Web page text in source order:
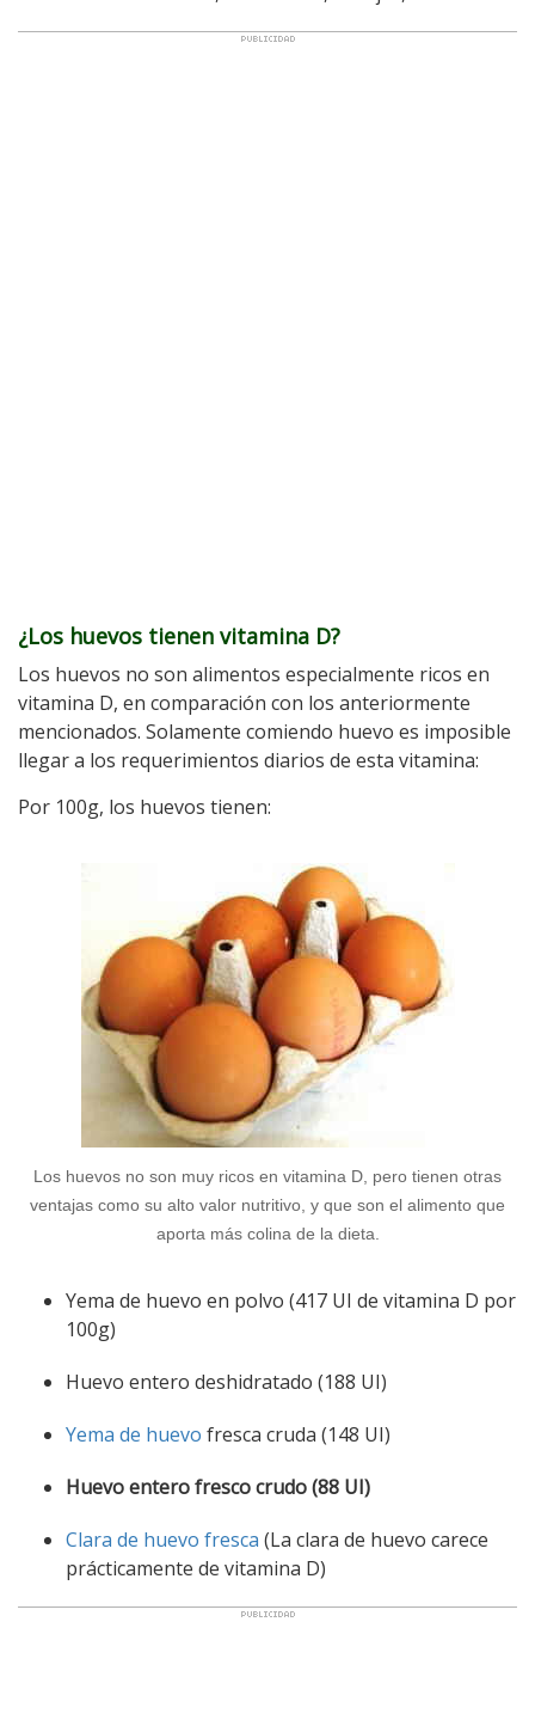
¿Los huevos tienen vitamina D?
Los huevos no son alimentos especialmente ricos en
vitamina D, en comparación con los anteriormente
mencionados. Solamente comiendo huevo es imposible
llegar a los requerimientos diarios de esta vitamina:
Por 100g, los huevos tienen:
Los huevos no son muy ricos en vitamina D, pero tienen otras
ventajas como su alto valor nutritivo, y que son el alimento que
aporta más colina de la dieta.
Yema de huevo en polvo (417 UI de vitamina D por
100g)
Huevo entero deshidratado (188 UI)
Yema de huevo fresca cruda (148 UI)
Huevo entero fresco crudo (88 UI)
Clara de huevo fresca (La clara de huevo carece
prácticamente de vitamina D)